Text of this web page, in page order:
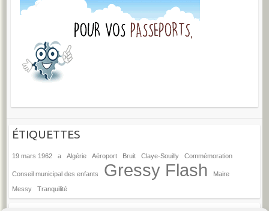
ÉTIQUETTES
19 mars 1962 a Algérie Aéroport Bruit Claye-Souilly Commémoration
Conseil municipal des enfants Gressy Flash Maire
Messy Tranquilité